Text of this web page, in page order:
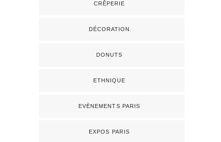
CRÊPERIE
DÉCORATION
DONUTS
ETHNIQUE
EVÈNEMENTS PARIS
EXPOS PARIS